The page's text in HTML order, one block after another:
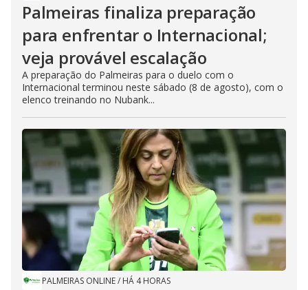
Palmeiras finaliza preparação
para enfrentar o Internacional;
veja provável escalação
A preparação do Palmeiras para o duelo com o
Internacional terminou neste sábado (8 de agosto), com o
elenco treinando no Nubank...
PALMEIRAS ONLINE/ HÁ 4 HORAS